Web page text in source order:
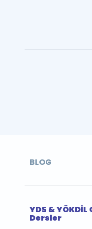
BLOG
YDS & YÖKDİL
Dersler